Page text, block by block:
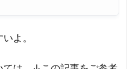
よ。